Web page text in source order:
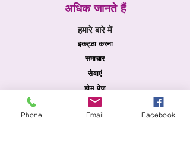
अधिक जानते हैं
हमारे बारे में
इकट्ठा करना
समाचार
सेवाएं
होम पेज
Phone Email Facebook